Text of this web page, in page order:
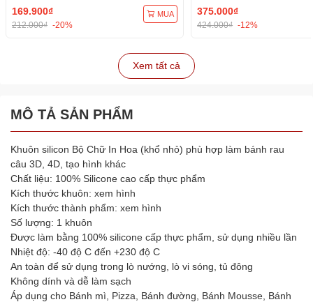
169.900₫
212.000₫ -20%
MUA 375.000₫
424.000₫ -12%
Xem tất cả
MÔ TẢ SẢN PHẨM
Khuôn silicon Bộ Chữ In Hoa (khổ nhỏ) phù hợp làm bánh rau
câu 3D, 4D, tạo hình khác
Chất liệu: 100% Silicone cao cấp thực phẩm
Kích thước khuôn: xem hình
Kích thước thành phẩm: xem hình
Số lượng: 1 khuôn
Được làm bằng 100% silicone cấp thực phẩm, sử dụng nhiều lần
Nhiệt độ: -40 độ C đến +230 độ C
An toàn để sử dụng trong lò nướng, lò vi sóng, tủ đông
Không dính và dễ làm sạch
Áp dụng cho Bánh mì, Pizza, Bánh đường, Bánh Mousse, Bánh